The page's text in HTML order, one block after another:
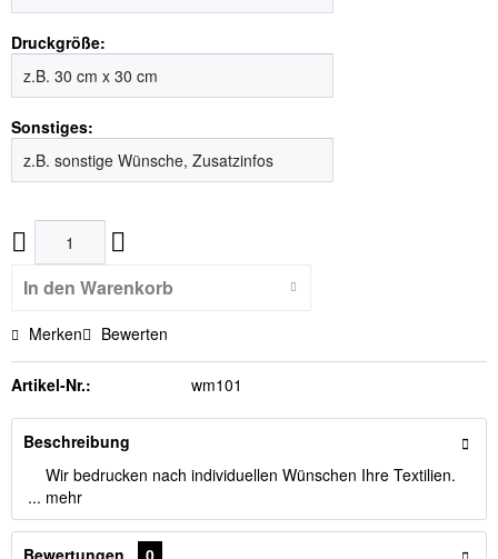
Druckgröße:
Sonstiges:
In den Warenkorb
Merken Bewerten
Artikel-Nr.: wm101
Beschreibung
Wir bedrucken nach individuellen Wünschen Ihre Textilien.
... mehr
Bewertungen
0